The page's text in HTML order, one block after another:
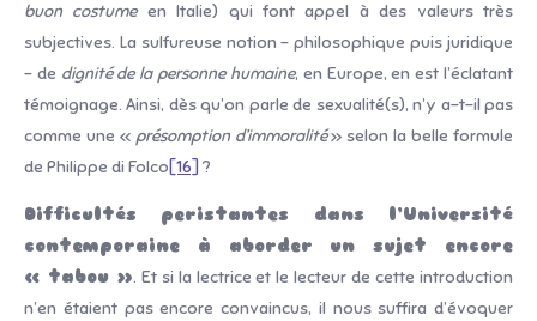
buon costume en Italie) qui font appel à des valeurs très
subjectives. La sulfureuse notion – philosophique puis juridique
– de dignité de la personne humaine, en Europe, en est l’éclatant
témoignage. Ainsi, dès qu’on parle de sexualité(s), n’y a-t-il pas
comme une « présomption d’immoralité» selon la belle formule
de Philippe di Folco[16] ?
Difficultés peristantes dans l’Université
contemporaine à aborder un sujet encore
« tabou ». Et si la lectrice et le lecteur de cette introduction
n’en étaient pas encore convaincus, il nous suffira d’évoquer